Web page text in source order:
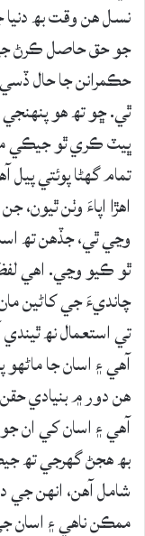
نسل ھن وقت بھ
جو حق حاصل ڪرڻ
حڪمرانن جا حال
ٿي. ڇو تھ ھو
ڀيٽ ڪري ٿو جيڪي
تمام گھڻا پوئتي
اھڙا اپاءَ وٺن
وڃي ٿي، جڏھن تھ
ٿو ڪيو وڃي. اھي
چانديءَ جي کاڻين
تي استعمال نھ
آھي ۽ اسان جا
ھن دور ۾ بنيادي
آھي ۽ اسان کي ان
بھ ھجڻ گھرجي تھ
شامل آھن، انھن جي
ممڪن ناھي ۽ اسان